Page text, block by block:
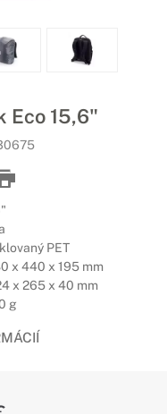
Eco 15,6"
PET
x 440 x 195 mm
x 265 x 40 mm
g